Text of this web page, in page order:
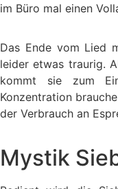
im Büro mal einen
Das Ende vom Lied
leider etwas traurig.
kommt sie zum
Konzentration
der Verbrauch an
Mystik